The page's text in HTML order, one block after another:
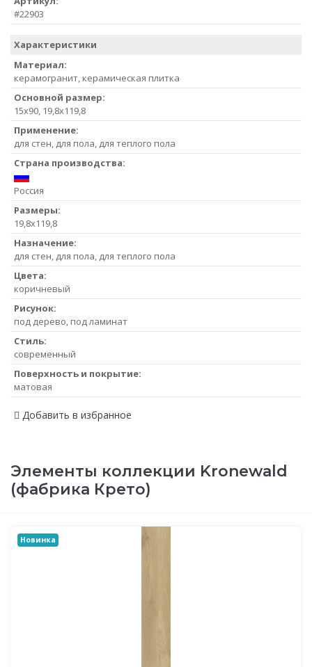
#22903
Характеристики
Материал:
керамогранит, керамическая плитка
Основной размер:
15x90, 19,8x119,8
Применение:
для стен, для пола, для теплого пола
Страна производства:
Россия
Размеры:
19,8x119,8
Назначение:
для стен, для пола, для теплого пола
Цвета:
коричневый
Рисунок:
под дерево, под ламинат
Стиль:
современный
Поверхность и покрытие:
матовая
Добавить в избранное
Элементы коллекции Kronewald
(фабрика Крето)
Новинка